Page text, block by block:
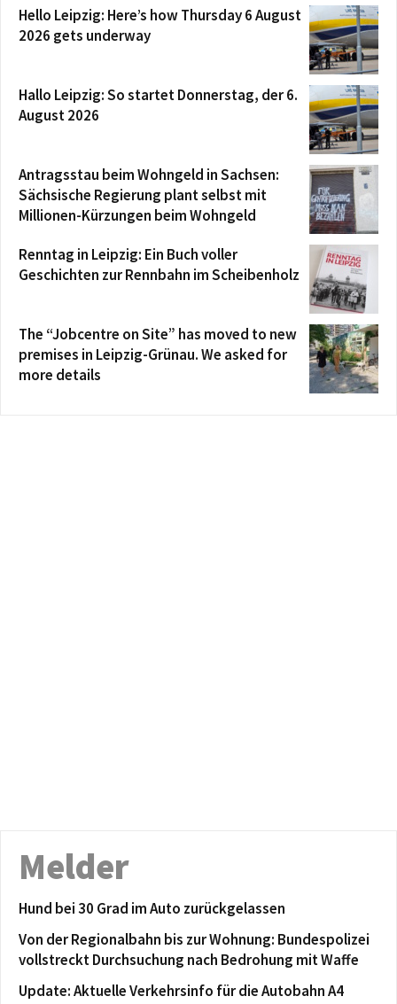
Hello Leipzig: Here’s how Thursday 6 August
2026 gets underway
Hallo Leipzig: So startet Donnerstag, der 6.
August 2026
Antragsstau beim Wohngeld in Sachsen:
Sächsische Regierung plant selbst mit
Millionen-Kürzungen beim Wohngeld
Renntag in Leipzig: Ein Buch voller
Geschichten zur Rennbahn im Scheibenholz
The “Jobcentre on Site” has moved to new
premises in Leipzig-Grünau. We asked for
more details
Melder
Hund bei 30 Grad im Auto zurückgelassen
Von der Regionalbahn bis zur Wohnung: Bundespolizei
vollstreckt Durchsuchung nach Bedrohung mit Waffe
Update: Aktuelle Verkehrsinfo für die Autobahn A4